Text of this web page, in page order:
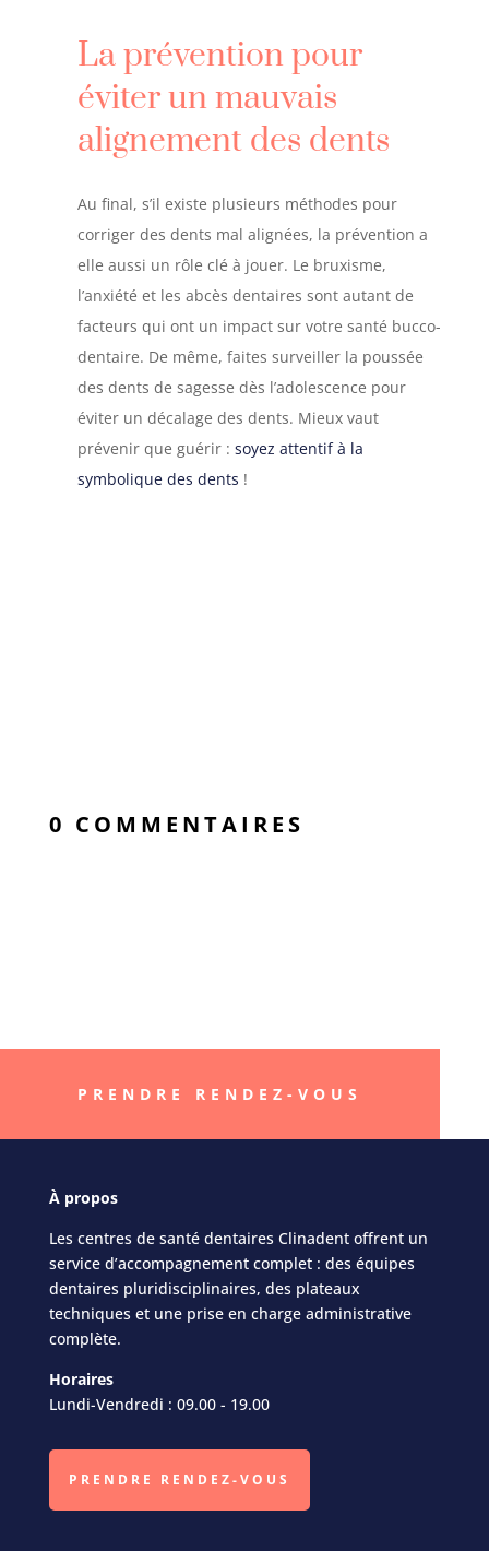
La prévention pour
éviter un mauvais
alignement des dents
Au final, s’il existe plusieurs méthodes pour
corriger des dents mal alignées, la prévention a
elle aussi un rôle clé à jouer. Le bruxisme,
l’anxiété et les abcès dentaires sont autant de
facteurs qui ont un impact sur votre santé bucco-
dentaire. De même, faites surveiller la poussée
des dents de sagesse dès l’adolescence pour
éviter un décalage des dents. Mieux vaut
prévenir que guérir : soyez attentif à la
symbolique des dents !
0 COMMENTAIRES
PRENDRE RENDEZ-VOUS
Àpropos
Les centres de santé dentaires Clinadent offrent un
service d’accompagnement complet : des équipes
dentaires pluridisciplinaires, des plateaux
techniques et une prise en charge administrative
complète.
Horaires
Lundi-Vendredi : 09.00 - 19.00
PRENDRE RENDEZ-VOUS